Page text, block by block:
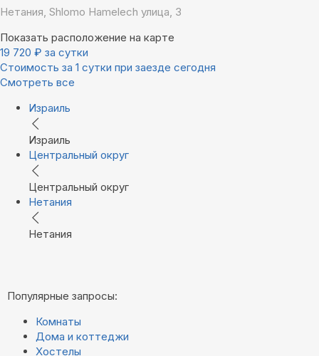
Нетания, Shlomo Hamelech улица, 3
Показать расположение на карте
19 720 ₽ за сутки
Стоимость за 1 сутки при заезде сегодня
Смотреть все
Израиль
Израиль
Центральный округ
Центральный округ
Нетания
Нетания
Популярные запросы:
Комнаты
Дома и коттеджи
Хостелы